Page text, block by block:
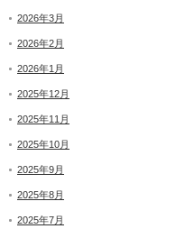
2026年3月
2026年2月
2026年1月
2025年12月
2025年11月
2025年10月
2025年9月
2025年8月
2025年7月